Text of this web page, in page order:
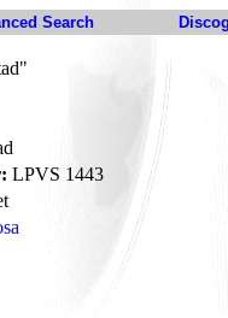
Search
LPVS 1443